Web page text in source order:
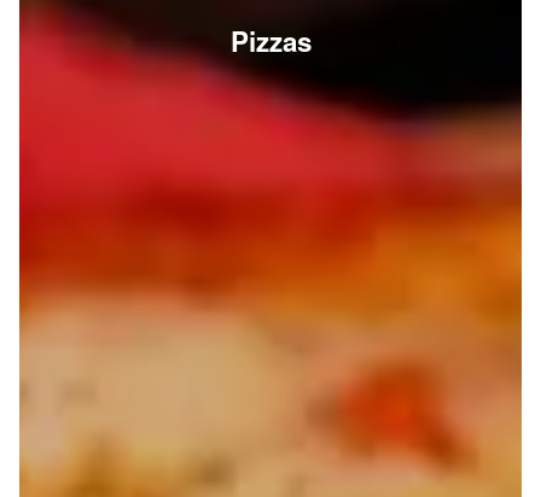
Pizzas